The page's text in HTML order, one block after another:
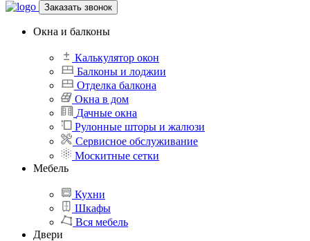
Заказать звонок
Окна и балконы
Калькулятор окон
Балконы и лоджии
Отделка балкона
Окна в дом
Дачные окна
Рулонные шторы и жалюзи
Сервисное обслуживание
Москитные сетки
Мебель
Кухни
Шкафы
Вся мебель
Двери